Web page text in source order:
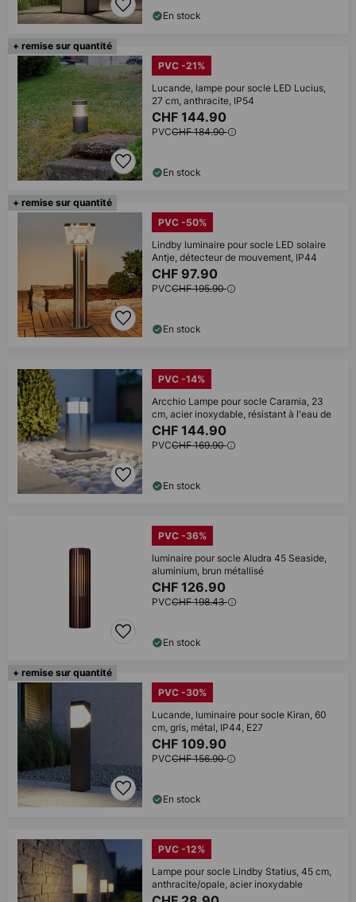
En stock
+ remise sur quantité
PVC -21%
Lucande, lampe pour socle LED Lucius,
27 cm, anthracite, IP54
CHF 144.90
PVCCHF 184.90
En stock
+ remise sur quantité
PVC -50%
Lindby luminaire pour socle LED solaire
Antje, détecteur de mouvement, IP44
CHF 97.90
PVCCHF 195.90
En stock
PVC -14%
Arcchio Lampe pour socle Caramia, 23
cm, acier inoxydable, résistant à l'eau de
CHF 144.90
PVCCHF 169.90
En stock
PVC -36%
luminaire pour socle Aludra 45 Seaside,
aluminium, brun métallisé
CHF 126.90
PVCCHF 198.43
En stock
+ remise sur quantité
PVC -30%
Lucande, luminaire pour socle Kiran, 60
cm, gris, métal, IP44, E27
CHF 109.90
PVCCHF 156.90
En stock
PVC -12%
Lampe pour socle Lindby Statius, 45 cm,
anthracite/opale, acier inoxydable